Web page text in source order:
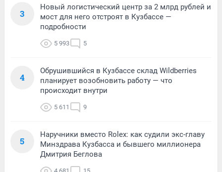
3
Новый логистический центр за 2 млрд рублей и
мост для него отстроят в Кузбассе —
подробности
5 993 5
4
Обрушившийся в Кузбассе склад Wildberries
планирует возобновить работу — что
происходит внутри
5 611 9
5
Наручники вместо Rolex: как судили экс-главу
Минздрава Кузбасса и бывшего миллионера
Дмитрия Беглова